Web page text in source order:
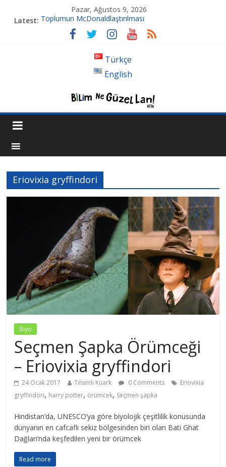
Pazar, Ağustos 9, 2026
Latest: Toplumun McDonaldlaştırılması
Tansiyon İlacı Derken Nerelere Geldik
Genetiği Değiştirilmiş Sivrisinekler Florida’da
Ahlakın Karanlık Yüzü: Şiddet ve Sosyopolitik İnançlar
Acı Kaybımız Pınar Boyraz
Türkçe
English
Eriovixia gryffindori
Biyo
Seçmen Şapka Örümceği
– Eriovixia gryffindori
24 Ocak 2017 Tılsımlı Kuark 0 Comments
Eriovixia
gryffindori, harry potter, örümcek, Seçmen şapka
Hindistan’da, UNESCO’ya göre biyolojik çeşitlilik konusunda
dünyanın en cafcaflı sekiz bölgesinden biri olan Batı Ghat
Dağları’nda keşfedilen yeni bir örümcek
Read more